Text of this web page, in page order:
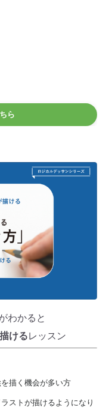
ら
わかると
けるレッスン
描く機会が多い方
ストが描けるようになり